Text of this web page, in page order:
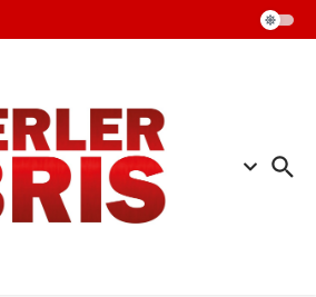
Ebu Safiyye işkenceye uğruyor
İsrailliler, işgal altındaki Batı Şeriadaki
saldırılarını sürdürdü